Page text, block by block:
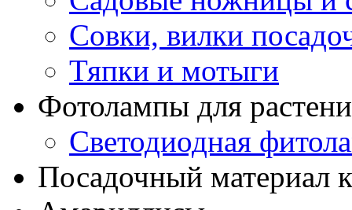
Совки, вилки
Тяпки и мотыги
Фотолампы для
Светодиодная
Посадочный материал